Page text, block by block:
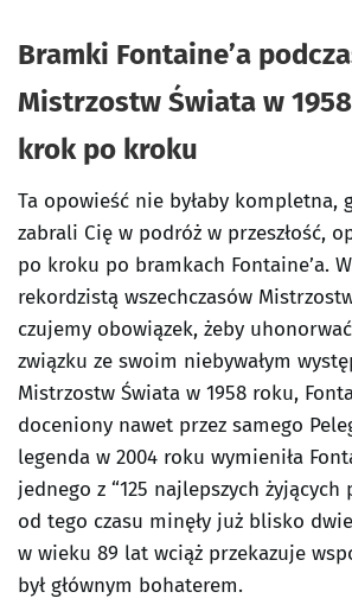
Bramki Fontaine’a
Mistrzostw Świata w
krok po kroku
Ta opowieść nie byłaby kompletna,
zabrali Cię w podróż w przeszłość,
po kroku po bramkach Fontaine’a.
rekordzistą wszechczasów
czujemy obowiązek, żeby
związku ze swoim niebywałym
Mistrzostw Świata w 1958 roku,
doceniony nawet przez samego
legenda w 2004 roku wymieniła
jednego z “125 najlepszych żyjących
od tego czasu minęły już blisko
w wieku 89 lat wciąż przekazuje
był głównym bohaterem.